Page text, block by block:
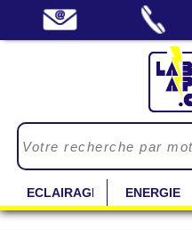
ECLAIRAGE ENERGIE